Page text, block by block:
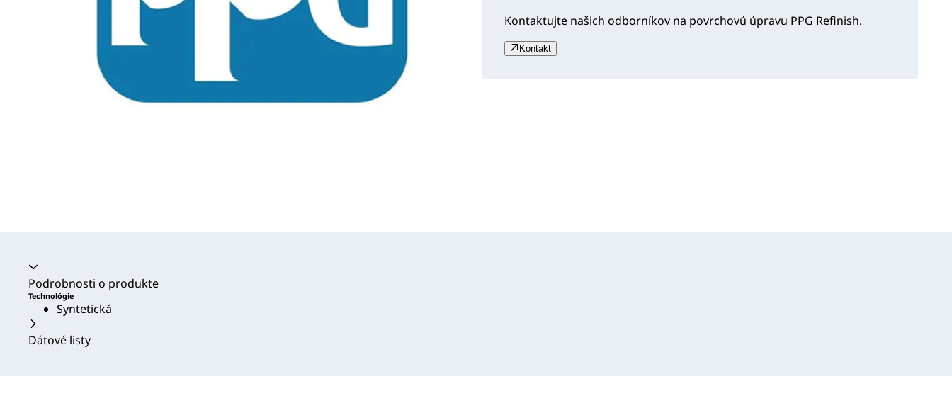
Kontaktujte našich odborníkov na povrchovú úpravu PPG Refinish.
Kontakt
Akordeón sa zrútil
Podrobnosti o produkte
Technológie
Syntetická
Dátové listy